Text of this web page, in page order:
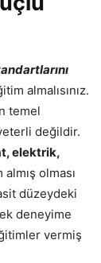
almalısınız.
temel
değildir.
elektrik,
olması
düzeydeki
deneyime
vermiş